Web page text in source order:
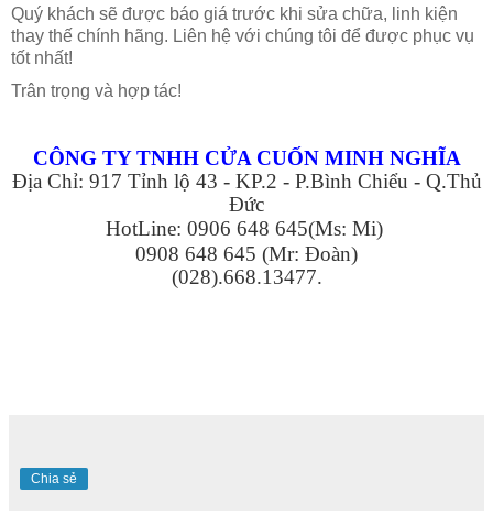
Quý khách sẽ được báo giá trước khi sửa chữa, linh kiện
thay thế chính hãng. Liên hệ với chúng tôi để được phục vụ
tốt nhất!
Trân trọng và hợp tác!
CÔNG TY TNHH CỬA CUỐN MINH NGHĨA
Địa Chỉ: 917 Tỉnh lộ 43 - KP.2 - P.Bình Chiểu - Q.Thủ
Đức
HotLine: 0906 648 645(Ms: Mi)
0908 648 645 (Mr: Đoàn)
(028).668.13477.
Chia sẻ